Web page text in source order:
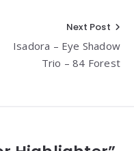
Next Post
Isadora – Eye Shadow
Trio – 84 Forest